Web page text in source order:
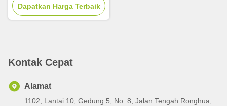
Disesuaikan
Dapatkan Harga Terbaik
Kontak Cepat
Alamat
1102, Lantai 10, Gedung 5, No. 8, Jalan Tengah Ronghua,